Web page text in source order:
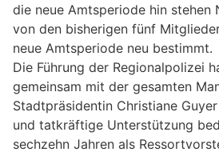
die neue Amtsperiode hin stehen
von den bisherigen fünf
neue Amtsperiode neu bestimmt.
Die Führung der Regionalpolizei
gemeinsam mit der gesamten
Stadtpräsidentin Christiane
und tatkräftige Unterstützung
sechzehn Jahren als